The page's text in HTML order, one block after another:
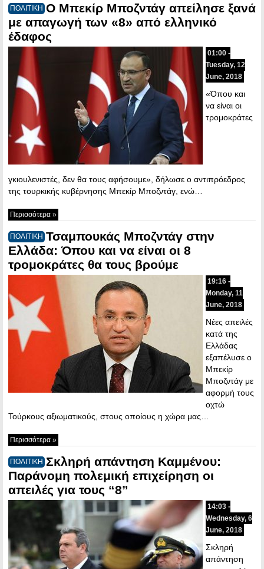
ΠΟΛΙΤΙΚΗ Ο Μπεκίρ Μποζντάγ απείλησε ξανά
με απαγωγή των «8» από ελληνικό
έδαφος
01:00 -
Tuesday, 12
June, 2018
«Όπου και
να είναι οι
τρομοκράτες
γκιουλενιστές, δεν θα τους αφήσουμε», δήλωσε ο αντιπρόεδρος
της τουρκικής κυβέρνησης Μπεκίρ Μποζντάγ, ενώ…
Περισσότερα »
ΠΟΛΙΤΙΚΗ Τσαμπουκάς Μποζντάγ στην
Ελλάδα: Όπου και να είναι οι 8
τρομοκράτες θα τους βρούμε
19:16 -
Monday, 11
June, 2018
Νέες απειλές
κατά της
Ελλάδας
εξαπέλυσε ο
Μπεκίρ
Μποζντάγ με
αφορμή τους
οχτώ
Τούρκους αξιωματικούς, στους οποίους η χώρα μας…
Περισσότερα »
ΠΟΛΙΤΙΚΗ Σκληρή απάντηση Καμμένου:
Παράνομη πολεμική επιχείρηση οι
απειλές για τους “8”
14:03 -
Wednesday, 6
June, 2018
Σκληρή
απάντηση